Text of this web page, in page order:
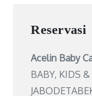
Reservasi
Acelin Baby
BABY, KIDS